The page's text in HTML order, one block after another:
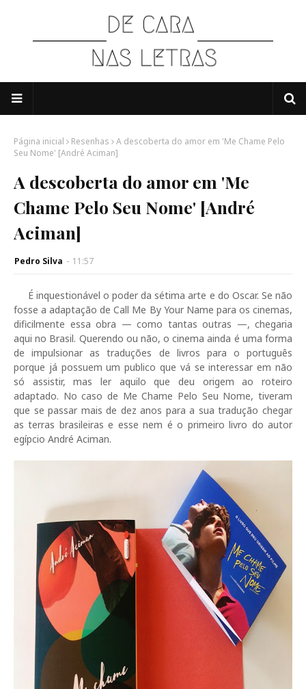
Página inicial Resenhas
A descoberta do amor em 'Me Chame Pelo
Seu Nome' [André Aciman]
A descoberta do amor em 'Me
Chame Pelo Seu Nome' [André
Aciman]
Pedro Silva - 11:57
É inquestionável o poder da sétima arte e do Oscar. Se não
fosse a adaptação de Call Me By Your Name para os cinemas,
dificilmente essa obra — como tantas outras —, chegaria
aqui no Brasil. Querendo ou não, o cinema ainda é uma forma
de impulsionar as traduções de livros para o português
porque já possuem um publico que vá se interessar em não
só assistir, mas ler aquilo que deu origem ao roteiro
adaptado. No caso de Me Chame Pelo Seu Nome, tiveram
que se passar mais de dez anos para a sua tradução chegar
as terras brasileiras e esse nem é o primeiro livro do autor
egípcio André Aciman.